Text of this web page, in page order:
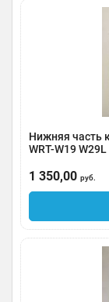
Нижняя часть
WRT-W19
1 350,00 руб.